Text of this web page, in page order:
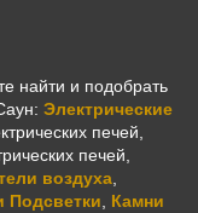
найти и подобрать
Электрические
печей,
печей,
воздуха,
Подсветки, Камни